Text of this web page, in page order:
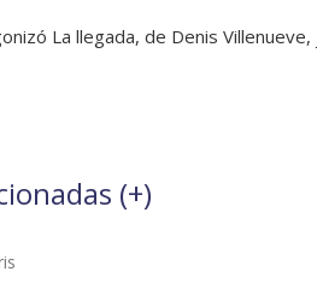
La llegada, de Denis Villenueve,
(+)